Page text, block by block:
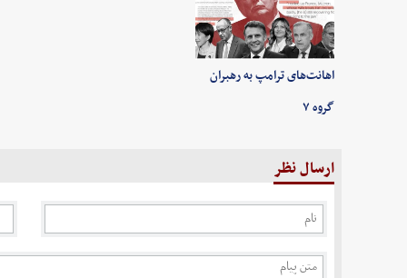
اهانت‌های ترامپ به رهبران
گروه ۷
ارسال نظر